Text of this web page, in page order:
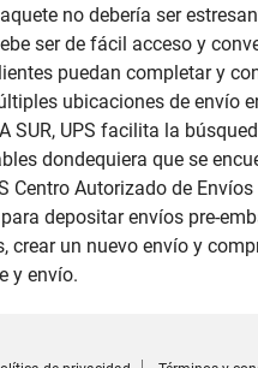
no debería ser
ser de fácil acceso y
puedan completar y
ubicaciones de envío
SUR, UPS facilita la
dondequiera que se
Centro Autorizado de
depositar envíos pre-
crear un nuevo envío y
y envío.